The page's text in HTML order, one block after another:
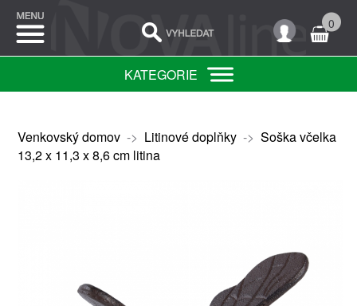
0
KATEGORIE
Venkovský domov-> Litinové doplňky-> Soška včelka
13,2 x 11,3 x 8,6 cm litina